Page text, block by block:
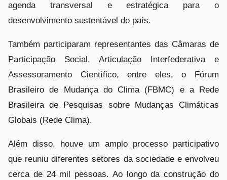
agenda transversal e estratégica para o
desenvolvimento sustentável do país.
Também participaram representantes das Câmaras de
Participação Social, Articulação Interfederativa e
Assessoramento Científico, entre eles, o Fórum
Brasileiro de Mudança do Clima (FBMC) e a Rede
Brasileira de Pesquisas sobre Mudanças Climáticas
Globais (Rede Clima).
Além disso, houve um amplo processo participativo
que reuniu diferentes setores da sociedade e envolveu
cerca de 24 mil pessoas. Ao longo da construção do